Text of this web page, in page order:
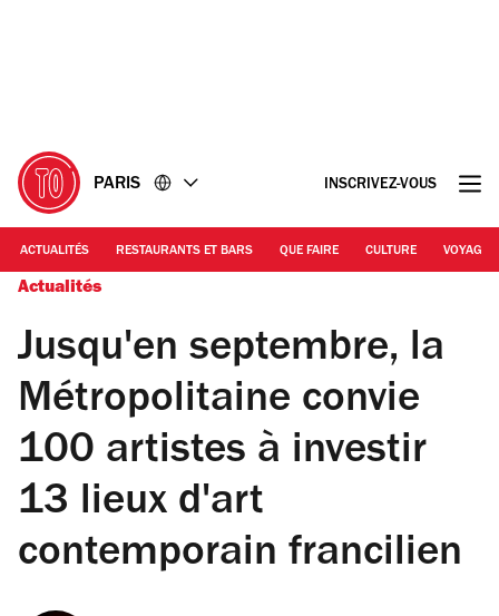
PARIS INSCRIVEZ-VOUS
ACTUALITÉS RESTAURANTS ET BARS QUE FAIRE CULTURE VOYAGE
Actualités
Jusqu'en septembre, la
Métropolitaine convie
100 artistes à investir
13 lieux d'art
contemporain francilien